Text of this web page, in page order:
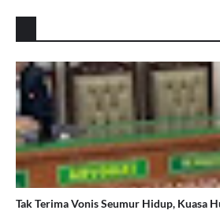
Tak Terima Vonis Seumur Hidup, Kuasa